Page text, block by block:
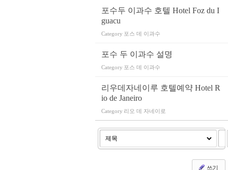
포수두 이과수 호텔 Hotel Foz du I
guacu
Category 포스 데 이과수
포수 두 이과수 설명
Category 포스 데 이과수
리우데자네이루 호텔예약 Hotel R
io de Janeiro
Category 리오 데 자네이로
쓰기